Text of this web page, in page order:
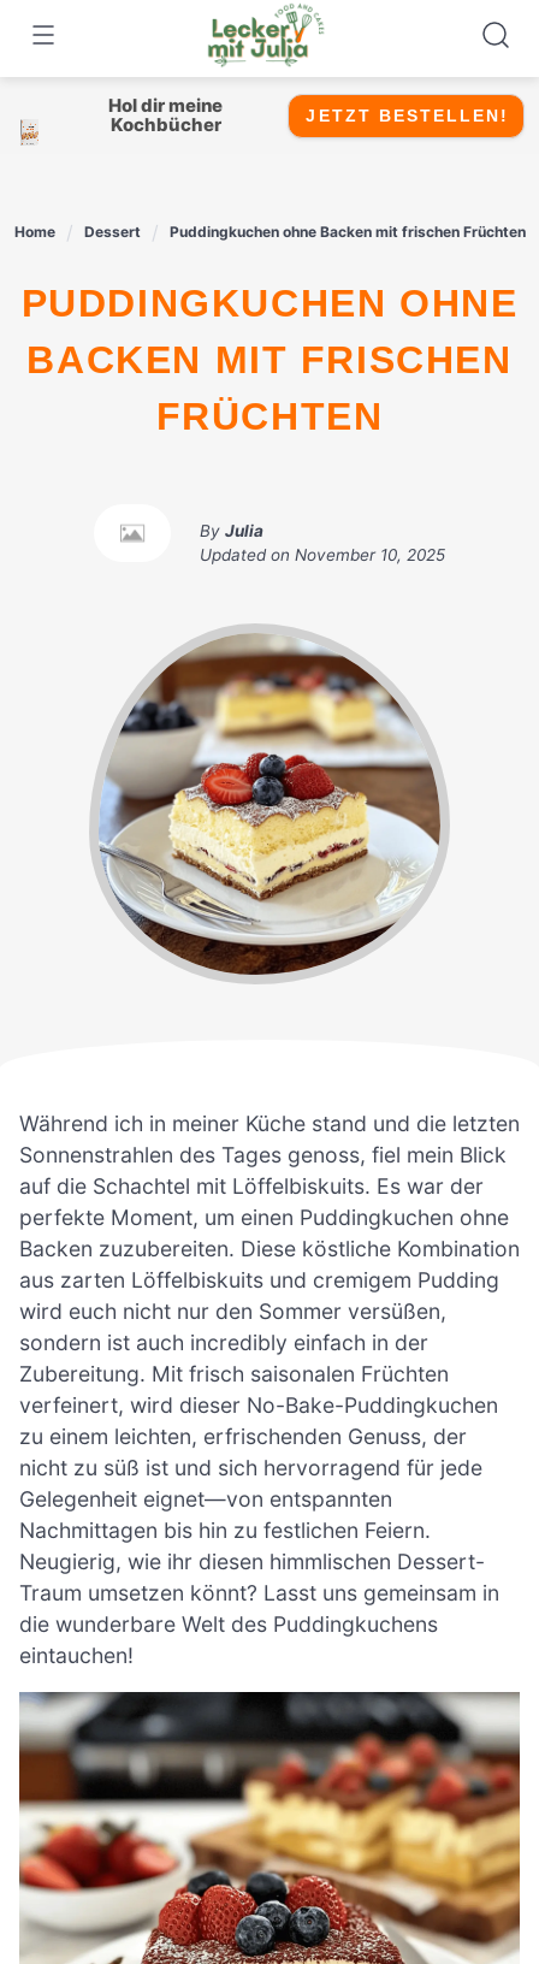
content
Hol dir meine
Kochbücher
JETZT BESTELLEN!
Home Dessert Puddingkuchen ohne Backen mit frischen Früchten
PUDDINGKUCHEN OHNE
BACKEN MIT FRISCHEN
FRÜCHTEN
By Julia
Updated on November 10, 2025
Während ich in meiner Küche stand und die letzten
Sonnenstrahlen des Tages genoss, fiel mein Blick
auf die Schachtel mit Löffelbiskuits. Es war der
perfekte Moment, um einen Puddingkuchen ohne
Backen zuzubereiten. Diese köstliche Kombination
aus zarten Löffelbiskuits und cremigem Pudding
wird euch nicht nur den Sommer versüßen,
sondern ist auch incredibly einfach in der
Zubereitung. Mit frisch saisonalen Früchten
verfeinert, wird dieser No-Bake-Puddingkuchen
zu einem leichten, erfrischenden Genuss, der
nicht zu süß ist und sich hervorragend für jede
Gelegenheit eignet—von entspannten
Nachmittagen bis hin zu festlichen Feiern.
Neugierig, wie ihr diesen himmlischen Dessert-
Traum umsetzen könnt? Lasst uns gemeinsam in
die wunderbare Welt des Puddingkuchens
eintauchen!